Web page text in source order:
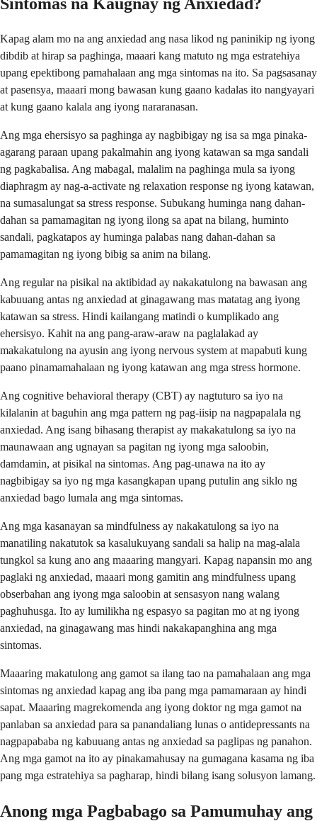
Kapag alam mo na ang anxiedad ang nasa likod ng paninikip ng iyong
dibdib at hirap sa paghinga, maaari kang matuto ng mga estratehiya
upang epektibong pamahalaan ang mga sintomas na ito. Sa pagsasanay
at pasensya, maaari mong bawasan kung gaano kadalas ito nangyayari
at kung gaano kalala ang iyong nararanasan.
Ang mga ehersisyo sa paghinga ay nagbibigay ng isa sa mga pinaka-
agarang paraan upang pakalmahin ang iyong katawan sa mga sandali
ng pagkabalisa. Ang mabagal, malalim na paghinga mula sa iyong
diaphragm ay nag-a-activate ng relaxation response ng iyong katawan,
na sumasalungat sa stress response. Subukang huminga nang dahan-
dahan sa pamamagitan ng iyong ilong sa apat na bilang, huminto
sandali, pagkatapos ay huminga palabas nang dahan-dahan sa
pamamagitan ng iyong bibig sa anim na bilang.
Ang regular na pisikal na aktibidad ay nakakatulong na bawasan ang
kabuuang antas ng anxiedad at ginagawang mas matatag ang iyong
katawan sa stress. Hindi kailangang matindi o kumplikado ang
ehersisyo. Kahit na ang pang-araw-araw na paglalakad ay
makakatulong na ayusin ang iyong nervous system at mapabuti kung
paano pinamamahalaan ng iyong katawan ang mga stress hormone.
Ang cognitive behavioral therapy (CBT) ay nagtuturo sa iyo na
kilalanin at baguhin ang mga pattern ng pag-iisip na nagpapalala ng
anxiedad. Ang isang bihasang therapist ay makakatulong sa iyo na
maunawaan ang ugnayan sa pagitan ng iyong mga saloobin,
damdamin, at pisikal na sintomas. Ang pag-unawa na ito ay
nagbibigay sa iyo ng mga kasangkapan upang putulin ang siklo ng
anxiedad bago lumala ang mga sintomas.
Ang mga kasanayan sa mindfulness ay nakakatulong sa iyo na
manatiling nakatutok sa kasalukuyang sandali sa halip na mag-alala
tungkol sa kung ano ang maaaring mangyari. Kapag napansin mo ang
paglaki ng anxiedad, maaari mong gamitin ang mindfulness upang
obserbahan ang iyong mga saloobin at sensasyon nang walang
paghuhusga. Ito ay lumilikha ng espasyo sa pagitan mo at ng iyong
anxiedad, na ginagawang mas hindi nakakapanghina ang mga
sintomas.
Maaaring makatulong ang gamot sa ilang tao na pamahalaan ang mga
sintomas ng anxiedad kapag ang iba pang mga pamamaraan ay hindi
sapat. Maaaring magrekomenda ang iyong doktor ng mga gamot na
panlaban sa anxiedad para sa panandaliang lunas o antidepressants na
nagpapababa ng kabuuang antas ng anxiedad sa paglipas ng panahon.
Ang mga gamot na ito ay pinakamahusay na gumagana kasama ng iba
pang mga estratehiya sa pagharap, hindi bilang isang solusyon lamang.
Anong mga Pagbabago sa Pamumuhay ang